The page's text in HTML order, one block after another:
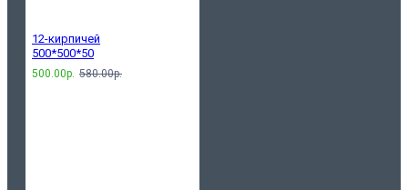
12-кирпичей
500*500*50
500.00р. 580.00р.